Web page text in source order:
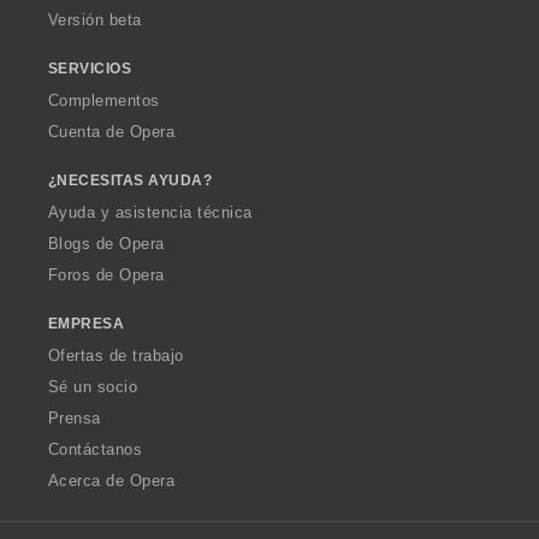
Versión beta
SERVICIOS
Complementos
Cuenta de Opera
¿NECESITAS AYUDA?
Ayuda y asistencia técnica
Blogs de Opera
Foros de Opera
EMPRESA
Ofertas de trabajo
Sé un socio
Prensa
Contáctanos
Acerca de Opera